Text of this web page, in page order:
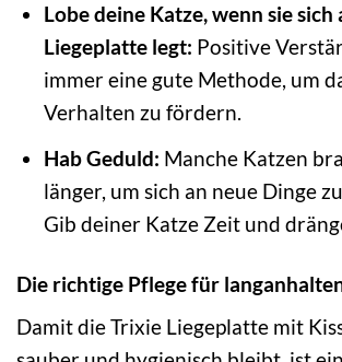
Lobe deine Katze, wenn sie sich
Liegeplatte legt: Positive
immer eine gute Methode, um
Verhalten zu fördern.
Hab Geduld: Manche Katzen
länger, um sich an neue Dinge
Gib deiner Katze Zeit und
Die richtige Pflege für
Damit die Trixie Liegeplatte mit